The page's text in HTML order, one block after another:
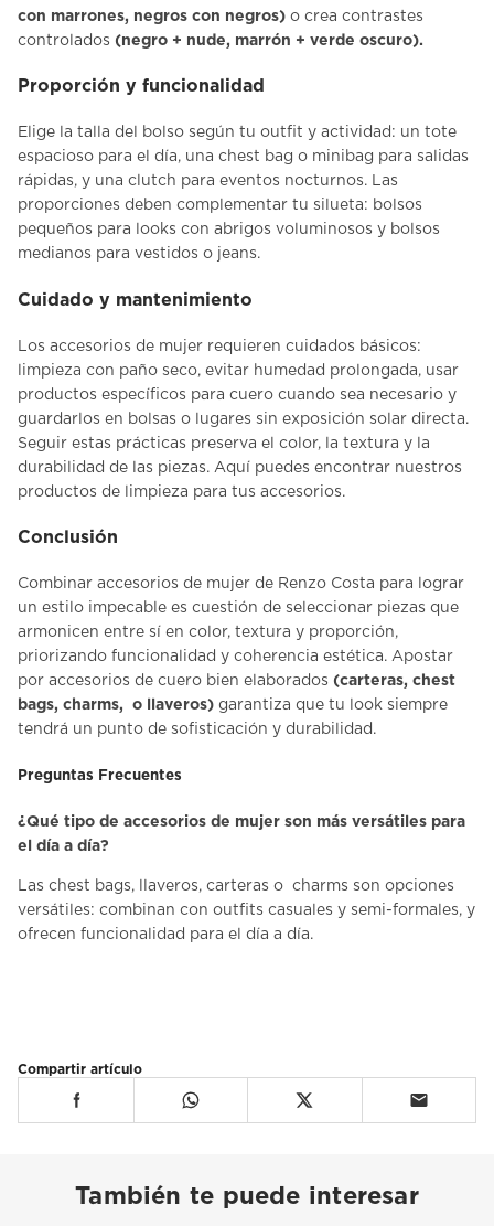
con marrones, negros con negros) o crea contrastes
controlados (negro + nude, marrón + verde oscuro).
Proporción y funcionalidad
Elige la talla del bolso según tu outfit y actividad: un tote
espacioso para el día, una chest bag o minibag para salidas
rápidas, y una clutch para eventos nocturnos. Las
proporciones deben complementar tu silueta: bolsos
pequeños para looks con abrigos voluminosos y bolsos
medianos para vestidos o jeans.
Cuidado y mantenimiento
Los accesorios de mujer requieren cuidados básicos:
limpieza con paño seco, evitar humedad prolongada, usar
productos específicos para cuero cuando sea necesario y
guardarlos en bolsas o lugares sin exposición solar directa.
Seguir estas prácticas preserva el color, la textura y la
durabilidad de las piezas. Aquí puedes encontrar nuestros
productos de limpieza para tus accesorios.
Conclusión
Combinar accesorios de mujer de Renzo Costa para lograr
un estilo impecable es cuestión de seleccionar piezas que
armonicen entre sí en color, textura y proporción,
priorizando funcionalidad y coherencia estética. Apostar
por accesorios de cuero bien elaborados (carteras, chest
bags, charms, o llaveros) garantiza que tu look siempre
tendrá un punto de sofisticación y durabilidad.
Preguntas Frecuentes
¿Qué tipo de accesorios de mujer son más versátiles para
el día a día?
Las chest bags, llaveros, carteras o charms son opciones
versátiles: combinan con outfits casuales y semi-formales, y
ofrecen funcionalidad para el día a día.
Compartir artículo
También te puede interesar